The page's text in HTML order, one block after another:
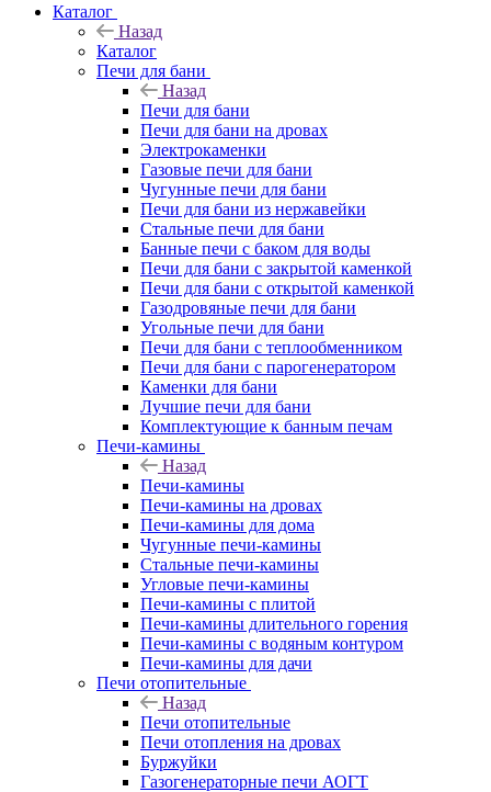
Каталог
Назад
Каталог
Печи для бани
Назад
Печи для бани
Печи для бани на дровах
Электрокаменки
Газовые печи для бани
Чугунные печи для бани
Печи для бани из нержавейки
Стальные печи для бани
Банные печи с баком для воды
Печи для бани с закрытой каменкой
Печи для бани с открытой каменкой
Газодровяные печи для бани
Угольные печи для бани
Печи для бани с теплообменником
Печи для бани с парогенератором
Каменки для бани
Лучшие печи для бани
Комплектующие к банным печам
Печи-камины
Назад
Печи-камины
Печи-камины на дровах
Печи-камины для дома
Чугунные печи-камины
Стальные печи-камины
Угловые печи-камины
Печи-камины с плитой
Печи-камины длительного горения
Печи-камины с водяным контуром
Печи-камины для дачи
Печи отопительные
Назад
Печи отопительные
Печи отопления на дровах
Буржуйки
Газогенераторные печи АОГТ